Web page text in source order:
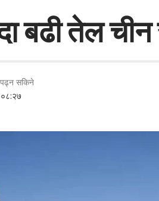
बढी तेल चीन
०८:२७
पढ्न सकिने